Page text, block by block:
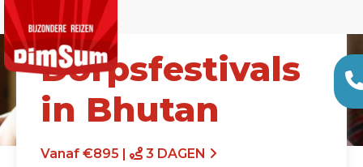
Dorpsfestivals
in Bhutan
Vanaf €895 | 3 DAGEN